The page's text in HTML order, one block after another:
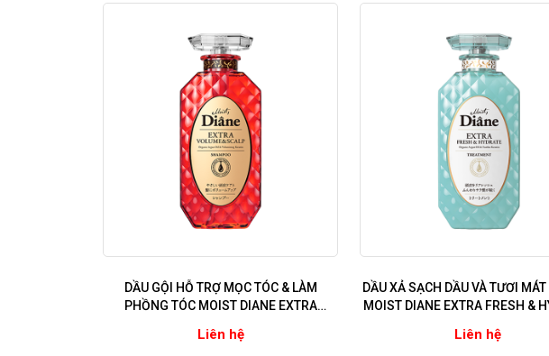
DẦU GỘI HỖ TRỢ MỌC TÓC & LÀM
PHỒNG TÓC MOIST DIANE EXTRA
rụng, mỏng thưa, có gàu)
Liên hệ
DẦU XẢ SẠCH DẦU VÀ TƯƠI
MOIST DIANE EXTRA FRESH &
Liên hệ